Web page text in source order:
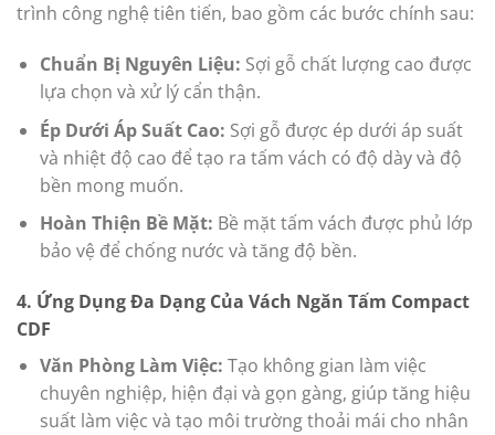
trình công nghệ tiên tiến, bao gồm các bước chính sau:
Chuẩn Bị Nguyên Liệu: Sợi gỗ chất lượng cao được
lựa chọn và xử lý cẩn thận.
Ép Dưới Áp Suất Cao: Sợi gỗ được ép dưới áp suất
và nhiệt độ cao để tạo ra tấm vách có độ dày và độ
bền mong muốn.
Hoàn Thiện Bề Mặt: Bề mặt tấm vách được phủ lớp
bảo vệ để chống nước và tăng độ bền.
4. Ứng Dụng Đa Dạng Của Vách Ngăn Tấm Compact
CDF
Văn Phòng Làm Việc: Tạo không gian làm việc
chuyên nghiệp, hiện đại và gọn gàng, giúp tăng hiệu
suất làm việc và tạo môi trường thoải mái cho nhân